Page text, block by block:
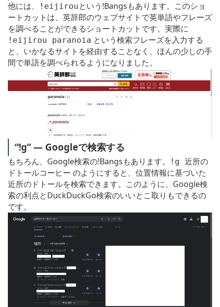
他には、 !eijirouという!Bangsもあります。このショ
ートカットは、英辞郎のウェブサイトで英単語やフレーズ
を調べることができるショートカットです。実際に
!eijirou paranoia という検索フレーズを入力する
と、いかなるサイトを経由することなく、ほんの少しの手
間で単語を調べられるようになりました。
“!g” ― Googleで検索する
もちろん、Google検索の!Bangsもあります。
!g 近所の
ドトールコーヒー のようにすると、位置情報に基づいた
近所のドトールを検索できます。このように、Google検
索の利点とDuckDuckGo検索のいいとこ取りもできるの
です。